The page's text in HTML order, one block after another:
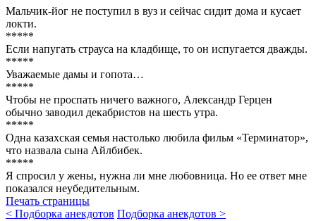
Мальчик-йог не поступил в вуз и сейчас сидит дома и кусает
локти.
*****
Если напугать страуса на кладбище, то он испугается дважды.
*****
Уважаемые дамы и гопота…
*****
Чтобы не проспать ничего важного, Александр Герцен
обычно заводил декабристов на шесть утра.
*****
Одна казахская семья настолько любила фильм «Терминатор»,
что назвала сына Айлбибек.
*****
Я спросил у жены, нужна ли мне любовница. Но ее ответ мне
показался неубедительным.
Печать страницы
< Подборка анекдотов Подборка анекдотов >